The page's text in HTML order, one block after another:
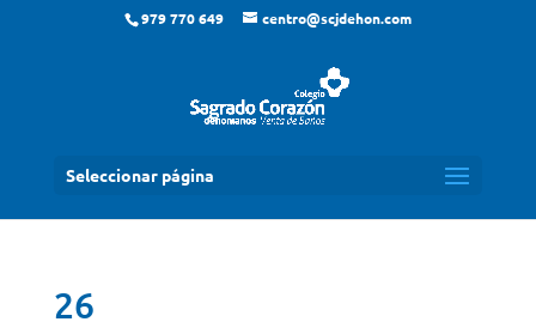
979 770 649 centro@scjdehon.com
Seleccionar página
26